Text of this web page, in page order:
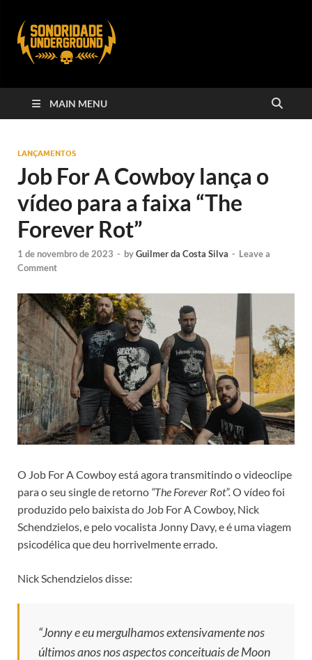
MAIN MENU
LANÇAMENTOS
Job For A Cowboy lança o
vídeo para a faixa “The
Forever Rot”
1 de novembro de 2023 - byGuilmer da Costa Silva - Leave a
Comment
O Job For A Cowboy está agora transmitindo o videoclipe
para o seu single de retorno “The Forever Rot”.O vídeo foi
produzido pelo baixista do Job For A Cowboy, Nick
Schendzielos, e pelo vocalista Jonny Davy, e é uma viagem
psicodélica que deu horrivelmente errado.
Nick Schendzielos disse:
“Jonny e eu mergulhamos extensivamente nos
últimos anos nos aspectos conceituais de Moon